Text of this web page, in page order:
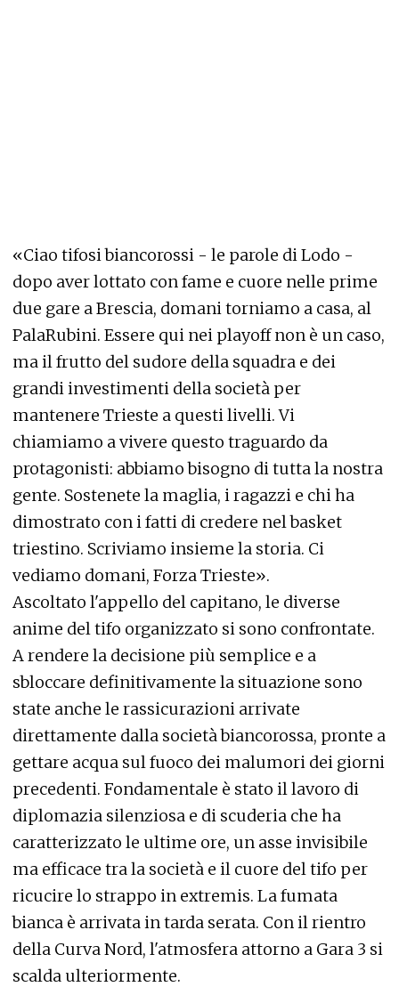
«Ciao tifosi biancorossi - le parole di Lodo -
dopo aver lottato con fame e cuore nelle prime
due gare a Brescia, domani torniamo a casa, al
PalaRubini. Essere qui nei playoff non è un caso,
ma il frutto del sudore della squadra e dei
grandi investimenti della società per
mantenere Trieste a questi livelli. Vi
chiamiamo a vivere questo traguardo da
protagonisti: abbiamo bisogno di tutta la nostra
gente. Sostenete la maglia, i ragazzi e chi ha
dimostrato con i fatti di credere nel basket
triestino. Scriviamo insieme la storia. Ci
vediamo domani, Forza Trieste».
Ascoltato l'appello del capitano, le diverse
anime del tifo organizzato si sono confrontate.
A rendere la decisione più semplice e a
sbloccare definitivamente la situazione sono
state anche le rassicurazioni arrivate
direttamente dalla società biancorossa, pronte a
gettare acqua sul fuoco dei malumori dei giorni
precedenti. Fondamentale è stato il lavoro di
diplomazia silenziosa e di scuderia che ha
caratterizzato le ultime ore, un asse invisibile
ma efficace tra la società e il cuore del tifo per
ricucire lo strappo in extremis. La fumata
bianca è arrivata in tarda serata. Con il rientro
della Curva Nord, l'atmosfera attorno a Gara 3 si
scalda ulteriormente.